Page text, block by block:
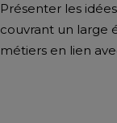
Présenter les
couvrant un large
métiers en lien